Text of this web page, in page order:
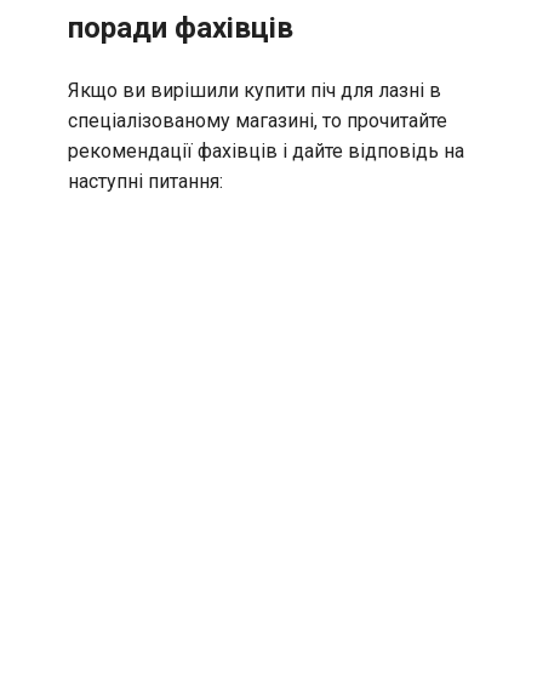
поради фахівців
Якщо ви вирішили купити піч для лазні в
спеціалізованому магазині, то прочитайте
рекомендації фахівців і дайте відповідь на
наступні питання: